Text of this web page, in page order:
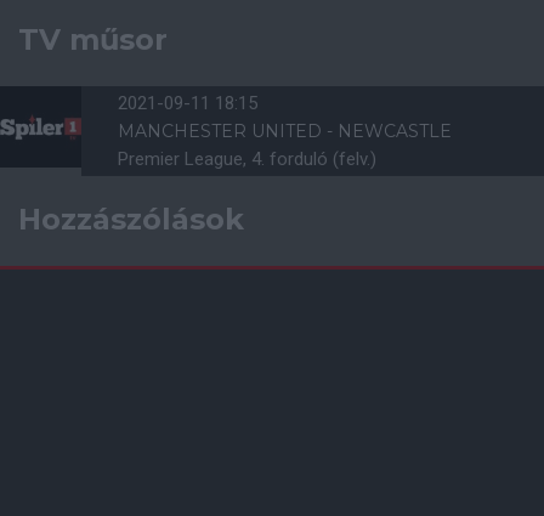
TV műsor
2021-09-11 18:15
MANCHESTER UNITED - NEWCASTLE
Premier League, 4. forduló (felv.)
Hozzászólások